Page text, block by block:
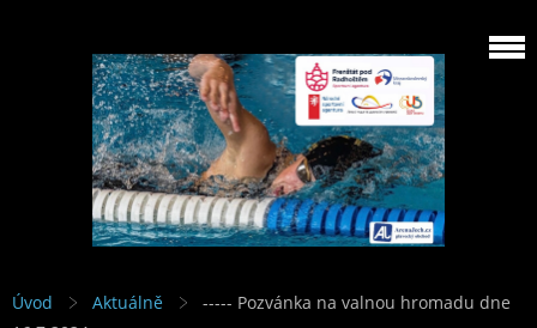
Úvod Aktuálně
----- Pozvánka na valnou hromadu dne